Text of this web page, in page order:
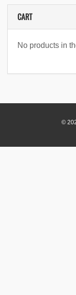
CART
No products in
©